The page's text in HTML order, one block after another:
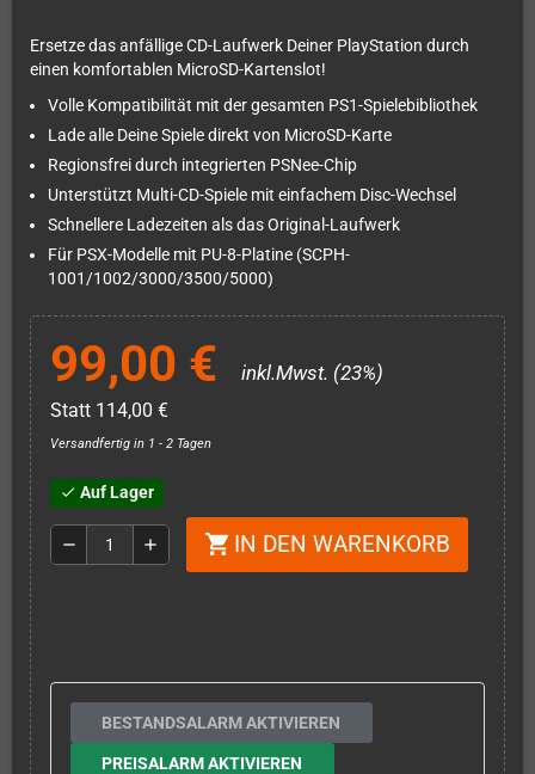
Ersetze das anfällige CD-Laufwerk Deiner PlayStation durch
einen komfortablen MicroSD-Kartenslot!
Volle Kompatibilität mit der gesamten PS1-Spielebibliothek
Lade alle Deine Spiele direkt von MicroSD-Karte
Regionsfrei durch integrierten PSNee-Chip
Unterstützt Multi-CD-Spiele mit einfachem Disc-Wechsel
Schnellere Ladezeiten als das Original-Laufwerk
Für PSX-Modelle mit PU-8-Platine (SCPH-
1001/1002/3000/3500/5000)
99,00 € inkl.Mwst. (23%)
Statt 114,00 €
Versandfertig in 1 - 2 Tagen
check Auf Lager
remove add shopping_cart IN DEN WARENKORB
BESTANDSALARM AKTIVIEREN
PREISALARM AKTIVIEREN